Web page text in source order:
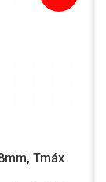
Tmáx